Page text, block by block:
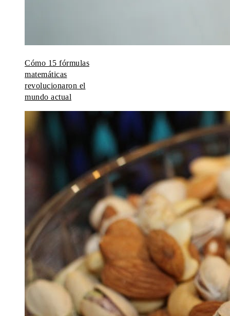
Cómo 15 fórmulas
matemáticas
revolucionaron el
mundo actual